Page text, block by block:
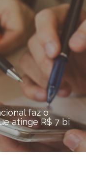
faz o
atinge R$ 7 bi